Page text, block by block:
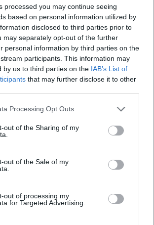
processed you may continue seeing
based on personal information utilized by
disclosed to third parties prior to
may separately opt-out of the further
personal information by third parties on the
participants. This information may
by us to third parties on the IAB’s List of
that may further disclose it to other
Processing Opt Outs
out of the Sharing of my
out of the Sale of my
out of processing my
for Targeted Advertising.
Fragen
Summer Festival?
Summer Festival geboten?
Eintritt zum Festival?
zugänglich?
draußen oder drinnen statt?